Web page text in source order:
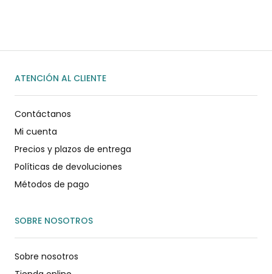
ATENCIÓN AL CLIENTE
Contáctanos
Mi cuenta
Precios y plazos de entrega
Políticas de devoluciones
Métodos de pago
SOBRE NOSOTROS
Sobre nosotros